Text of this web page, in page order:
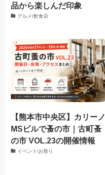
品から楽しんだ印象
グルメ/飲食店
【熊本市中央区】カリーノ
MSビルで蚤の市｜古町蚤
の市 VOL.23の開催情報
イベント/お祭り